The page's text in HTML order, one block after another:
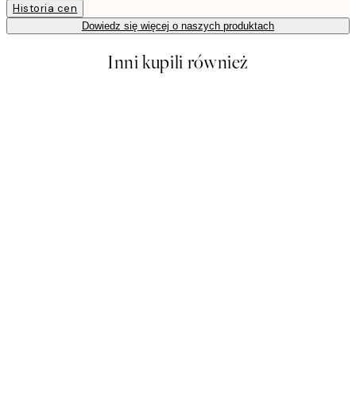
Historia cen
Dowiedz się więcej o naszych produktach
Inni kupili również